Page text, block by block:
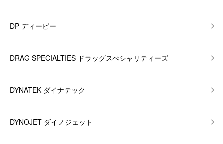
DP ディーピー
DRAG SPECIALTIES ドラッグスぺシャリティーズ
DYNATEK ダイナテック
DYNOJET ダイノジェット